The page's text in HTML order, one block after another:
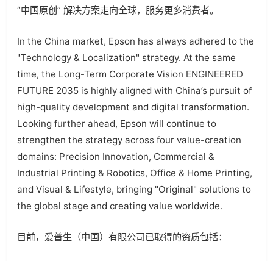
“中国原创” 解决方案走向全球，服务更多消费者。
In the China market, Epson has always adhered to the
"Technology & Localization" strategy. At the same
time, the Long-Term Corporate Vision ENGINEERED
FUTURE 2035 is highly aligned with China’s pursuit of
high-quality development and digital transformation.
Looking further ahead, Epson will continue to
strengthen the strategy across four value-creation
domains: Precision Innovation, Commercial &
Industrial Printing & Robotics, Office & Home Printing,
and Visual & Lifestyle, bringing "Original" solutions to
the global stage and creating value worldwide.
目前，爱普生（中国）有限公司已取得的资质包括：